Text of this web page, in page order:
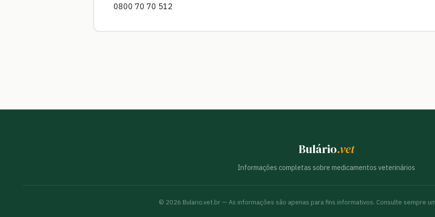
0800 70 70 512
Bulário.vet
Informações completas sobre medicamentos veterinários
© 2026 Bulario.vet.br — As informações são apenas para fins informativos. Consulte sempre